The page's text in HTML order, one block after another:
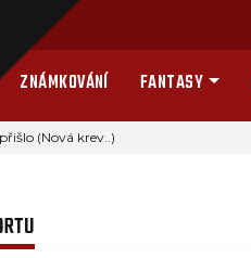
ZNÁMKOVÁNÍ FANTASY
(Nová krev..)